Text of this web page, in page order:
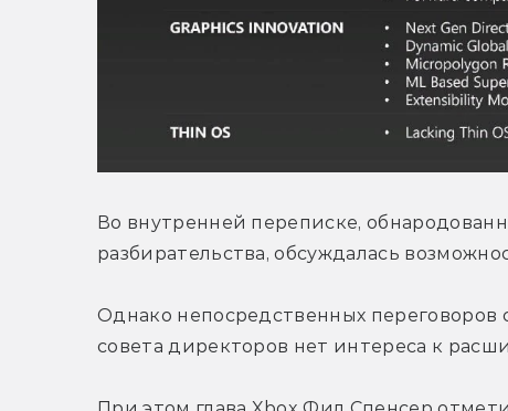
Во внутренней переписке,
разбирательства, обсуждалась
Однако непосредственных переговоров
совета директоров нет интереса к